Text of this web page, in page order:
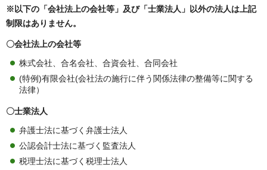
※以下の「会社法上の会社等」及び「士業法人」以外の法人は上記
制限はありません。
〇会社法上の会社等
株式会社、合名会社、合資会社、合同会社
(特例)有限会社(会社法の施行に伴う関係法律の整備等に関する
法律）
〇士業法人
弁護士法に基づく弁護士法人
公認会計士法に基づく監査法人
税理士法に基づく税理士法人